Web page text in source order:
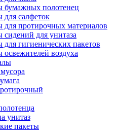
бумажных полотенец
для салфеток
для протирочных материалов
для унитаза
гигиенических пакетов
воздуха
унитаз
пакеты